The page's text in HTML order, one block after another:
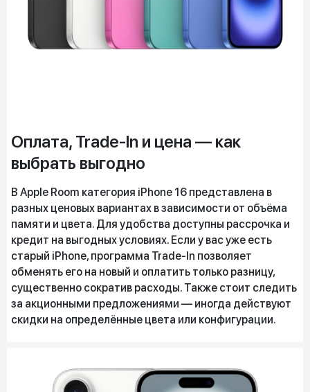
Оплата, Trade-In и цена — как
выбрать выгодно
В Apple Room категория iPhone 16 представлена в
разных ценовых вариантах в зависимости от объёма
памяти и цвета. Для удобства доступны рассрочка и
кредит на выгодных условиях. Если у вас уже есть
старый iPhone, программа Trade-In позволяет
обменять его на новый и оплатить только разницу,
существенно сократив расходы. Также стоит следить
за акционными предложениями — иногда действуют
скидки на определённые цвета или конфигурации.